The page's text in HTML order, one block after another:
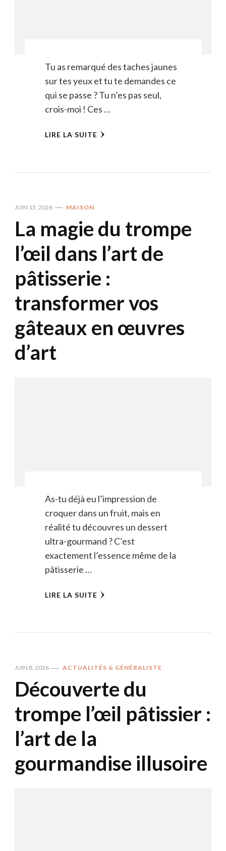
Tu as remarqué des taches jaunes
sur tes yeux et tu te demandes ce
qui se passe ? Tu n’es pas seul,
crois-moi ! Ces …
LIRE LA SUITE
JUIN 15, 2026 MAISON
La magie du trompe
l’œil dans l’art de
pâtisserie :
transformer vos
gâteaux en œuvres
d’art
As-tu déjà eu l’impression de
croquer dans un fruit, mais en
réalité tu découvres un dessert
ultra-gourmand ? C’est
exactement l’essence même de la
pâtisserie …
LIRE LA SUITE
JUIN 8, 2026 ACTUALITÉS & GÉNÉRALISTE
Découverte du
trompe l’œil pâtissier :
l’art de la
gourmandise illusoire